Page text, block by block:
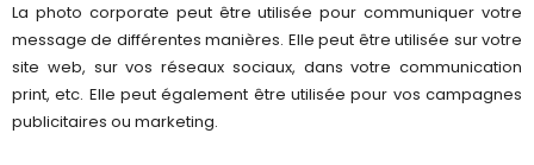
La photo corporate peut être utilisée pour communiquer votre
message de différentes manières. Elle peut être utilisée sur votre
site web, sur vos réseaux sociaux, dans votre communication
print, etc. Elle peut également être utilisée pour vos campagnes
publicitaires ou marketing.